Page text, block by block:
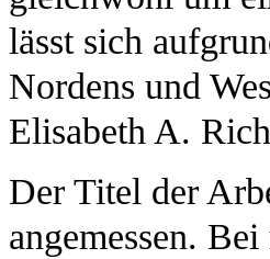
lässt sich
Nordens und
Elisabeth A.
Der Titel der
angemessen.